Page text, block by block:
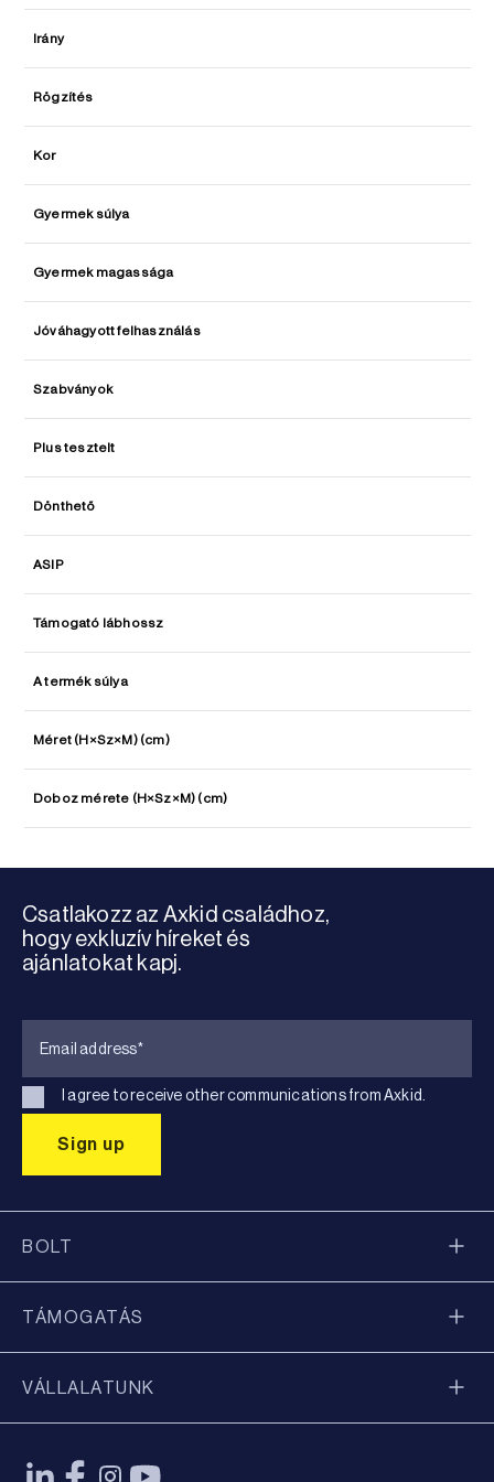
Irány
Rögzítés
Kor
Gyermek súlya
Gyermek magassága
Jóváhagyott felhasználás
Szabványok
Plus tesztelt
Dönthető
ASIP
Támogató lábhossz
A termék súlya
Méret (H×Sz×M) (cm)
Doboz mérete (H×Sz×M) (cm)
Csatlakozz az Axkid családhoz,
hogy exkluzív híreket és
ajánlatokat kapj.
I agree to receive other communications from Axkid.
BOLT
TÁMOGATÁS
VÁLLALATUNK